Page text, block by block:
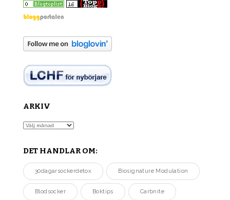
ARKIV
Arkiv
DET HANDLAR OM:
30dagarsockerdetox Biosignature Modulation
Blodsocker Boktips Carbnite